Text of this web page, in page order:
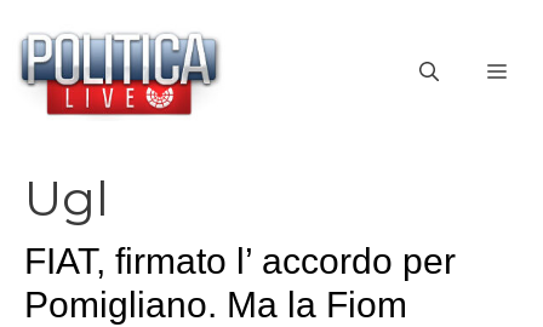
contenuto
Ugl
FIAT, firmato l’ accordo per
Pomigliano. Ma la Fiom